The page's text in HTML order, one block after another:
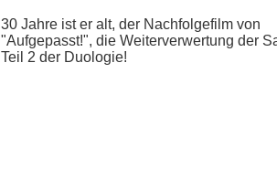
30 Jahre ist er alt, der Nachfolgefilm von
"Aufgepasst!", die Weiterverwertung der
Teil 2 der Duologie!